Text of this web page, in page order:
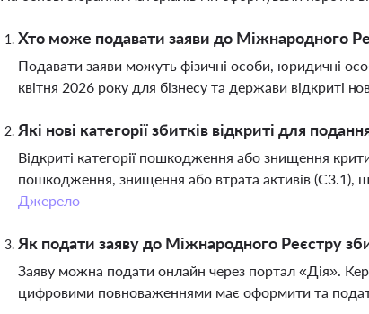
Хто може подавати заяви до Міжнародного
Подавати заяви можуть фізичні особи, юридичні
квітня 2026 року для бізнесу та держави відкриті
Які нові категорії збитків відкриті для
Відкриті категорії пошкодження або знищення
пошкодження, знищення або втрата активів (C3.1),
Джерело
Як подати заяву до Міжнародного Реєстру
Заяву можна подати онлайн через портал «Дія».
цифровими повноваженнями має оформити та